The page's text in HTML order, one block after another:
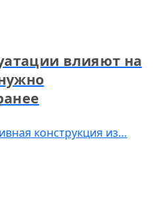
влияют на
конструкция из…